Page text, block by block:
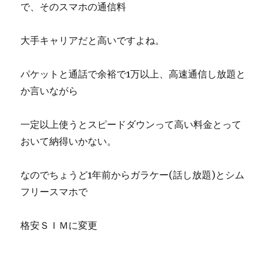
で、そのスマホの通信料
大手キャリアだと高いですよね。
パケットと通話で余裕で1万以上、高速通信し放題と
か言いながら
一定以上使うとスピードダウンって高い料金とって
おいて納得いかない。
なのでちょうど1年前からガラケー(話し放題)とシム
フリースマホで
格安ＳＩＭに変更